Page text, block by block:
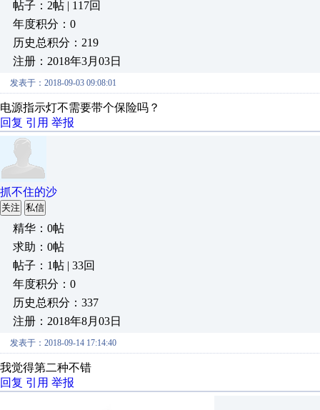
帖子：2帖 | 117回
年度积分：0
历史总积分：219
注册：2018年3月03日
发表于：2018-09-03 09:08:01
电源指示灯不需要带个保险吗？
回复 引用 举报
抓不住的沙
关注 私信
精华：0帖
求助：0帖
帖子：1帖 | 33回
年度积分：0
历史总积分：337
注册：2018年8月03日
发表于：2018-09-14 17:14:40
我觉得第二种不错
回复 引用 举报